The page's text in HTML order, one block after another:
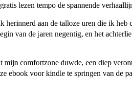
lezen tempo de spannende
aan de talloze uren die ik heb
van de jaren negentig, en het
mijn comfortzone duwde, een diep
ebook voor kindle te springen van